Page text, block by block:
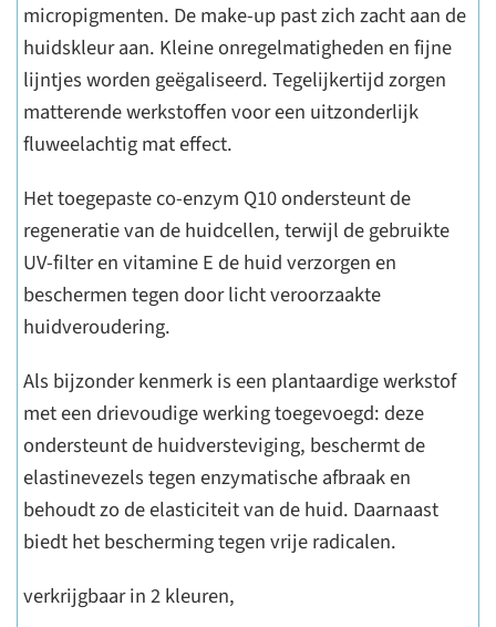
micropigmenten. De make-up past zich zacht aan de
huidskleur aan. Kleine onregelmatigheden en fijne
lijntjes worden geëgaliseerd. Tegelijkertijd zorgen
matterende werkstoffen voor een uitzonderlijk
fluweelachtig mat effect.
Het toegepaste co-enzym Q10 ondersteunt de
regeneratie van de huidcellen, terwijl de gebruikte
UV-filter en vitamine E de huid verzorgen en
beschermen tegen door licht veroorzaakte
huidveroudering.
Als bijzonder kenmerk is een plantaardige werkstof
met een drievoudige werking toegevoegd: deze
ondersteunt de huidversteviging, beschermt de
elastinevezels tegen enzymatische afbraak en
behoudt zo de elasticiteit van de huid. Daarnaast
biedt het bescherming tegen vrije radicalen.
verkrijgbaar in 2 kleuren,